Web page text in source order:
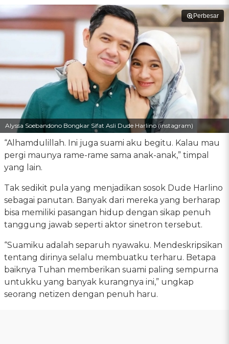
Perbesar
Alyssa Soebandono Bongkar Sifat Asli Dude Harlino (instagram)
“Alhamdulillah. Ini juga suami aku begitu. Kalau mau
pergi maunya rame-rame sama anak-anak,” timpal
yang lain.
Tak sedikit pula yang menjadikan sosok Dude Harlino
sebagai panutan. Banyak dari mereka yang berharap
bisa memiliki pasangan hidup dengan sikap penuh
tanggung jawab seperti aktor sinetron tersebut.
“Suamiku adalah separuh nyawaku. Mendeskripsikan
tentang dirinya selalu membuatku terharu. Betapa
baiknya Tuhan memberikan suami paling sempurna
untukku yang banyak kurangnya ini,” ungkap
seorang netizen dengan penuh haru.